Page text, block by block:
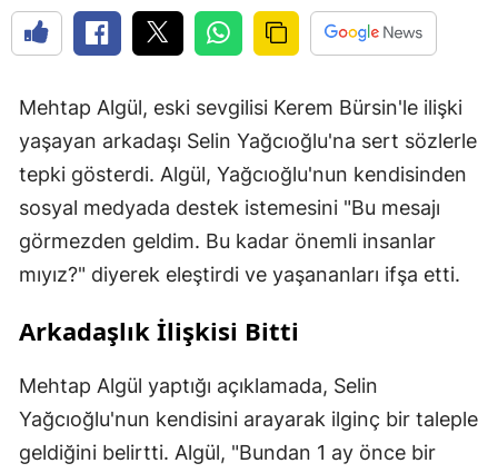
Mehtap Algül, eski sevgilisi Kerem Bürsin'le ilişki
yaşayan arkadaşı Selin Yağcıoğlu'na sert sözlerle
tepki gösterdi. Algül, Yağcıoğlu'nun kendisinden
sosyal medyada destek istemesini "Bu mesajı
görmezden geldim. Bu kadar önemli insanlar
mıyız?" diyerek eleştirdi ve yaşananları ifşa etti.
Arkadaşlık İlişkisi Bitti
Mehtap Algül yaptığı açıklamada, Selin
Yağcıoğlu'nun kendisini arayarak ilginç bir taleple
geldiğini belirtti. Algül, "Bundan 1 ay önce bir